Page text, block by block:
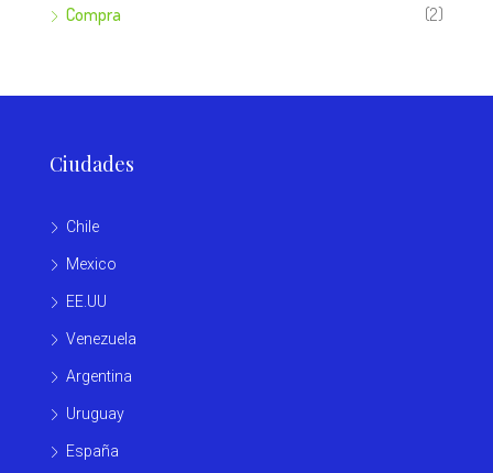
Compra (2)
Ciudades
Chile
Mexico
EE.UU
Venezuela
Argentina
Uruguay
España